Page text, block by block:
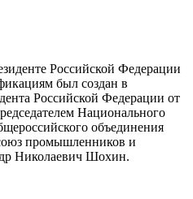
Российской Федерации
был создан в
Российской Федерации от
Национального
объединения
промышленников и
Николаевич Шохин.